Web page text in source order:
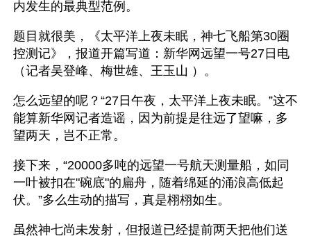
内发生的最典型范例。
题目就很美，《太平洋上夜未眠，神七飞船第30圈
控测记》，报道开篇写道：新华网远望一号27日电
（记者吴登峰、梅世雄、王玉山 ）。
怎么远望的呢？“27日午夜，太平洋上夜未眠。”这不
能算新华网记者造谣，因为前提是往远了望嘛，多
望两天，岂不正常。
接下来，“20000多吨的远望一号航天测量船，如同
一叶被扣在"碗底"的扁舟，随着绵延的涌浪高低起
伏。”多么生动的描写，真是栩栩如生。
虽然神七尚未发射，但报道已经提前两天把他们送